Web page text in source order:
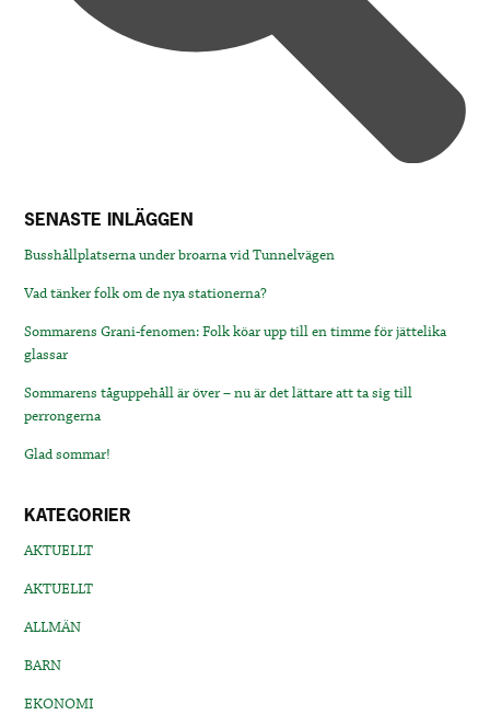
SENASTE INLÄGGEN
Busshållplatserna under broarna vid Tunnelvägen
Vad tänker folk om de nya stationerna?
Sommarens Grani-fenomen: Folk köar upp till en timme för jättelika
glassar
Sommarens tåguppehåll är över – nu är det lättare att ta sig till
perrongerna
Glad sommar!
KATEGORIER
AKTUELLT
AKTUELLT
ALLMÄN
BARN
EKONOMI